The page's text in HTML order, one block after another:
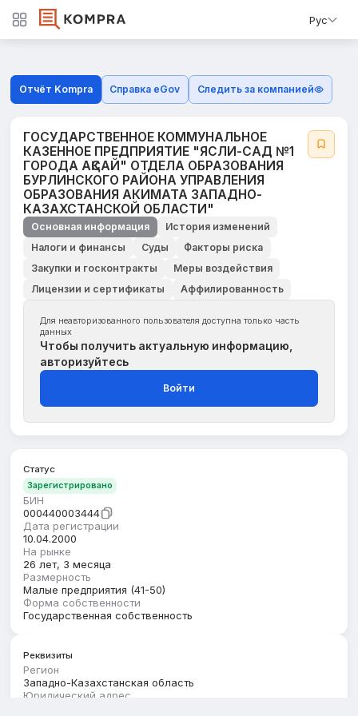
Рус
Отчёт Kompra Справка eGov Следить за компанией
ГОСУДАРСТВЕННОЕ КОММУНАЛЬНОЕ
КАЗЕННОЕ ПРЕДПРИЯТИЕ "ЯСЛИ-САД №1
ГОРОДА АҚСАЙ" ОТДЕЛА ОБРАЗОВАНИЯ
БУРЛИНСКОГО РАЙОНА УПРАВЛЕНИЯ
ОБРАЗОВАНИЯ АКИМАТА ЗАПАДНО-
КАЗАХСТАНСКОЙ ОБЛАСТИ"
Основная информация
История изменений
Налоги и финансы
Суды
Факторы риска
Закупки и госконтракты
Меры воздействия
Лицензии и сертификаты
Аффилированность
Для неавторизованного пользователя доступна только часть
данных
Чтобы получить актуальную информацию,
авторизуйтесь
Войти
Статус
Зарегистрировано
БИН
000440003444
Дата регистрации
10.04.2000
На рынке
26 лет, 3 месяца
Размерность
Малые предприятия (41-50)
Форма собственности
Государственная собственность
Реквизиты
Регион
Западно-Казахстанская область
Юридический адрес